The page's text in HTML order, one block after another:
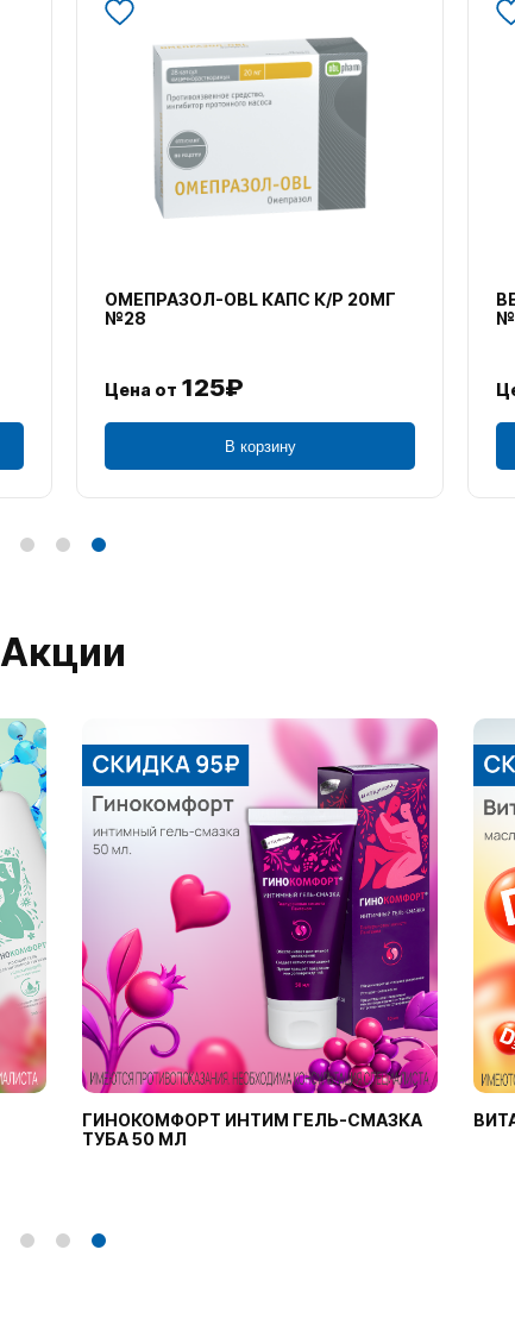
ОМЕПРАЗОЛ-OBL КАПС К/Р 20МГ
№28
Цена от 125₽
В корзину
Акции
ГИНОКОМФОРТ ИНТИМ ГЕЛЬ-СМАЗКА
ТУБА 50 МЛ